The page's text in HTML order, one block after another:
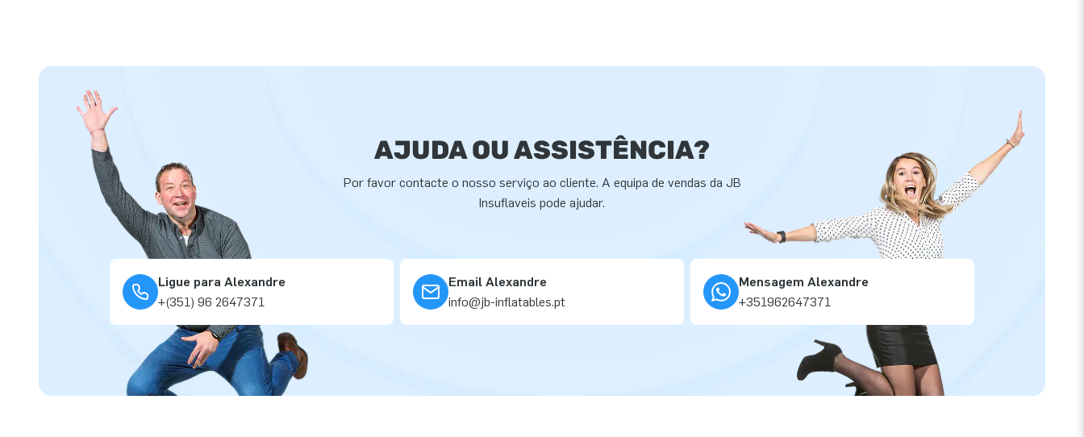
AJUDA OU ASSISTÊNCIA?
Por favor contacte o nosso serviço ao cliente. A equipa de vendas da JB
Insuflaveis pode ajudar.
Ligue para Alexandre
+(351) 96 2647371
Email Alexandre
info@jb-inflatables.pt
Mensagem Alexandre
+351962647371